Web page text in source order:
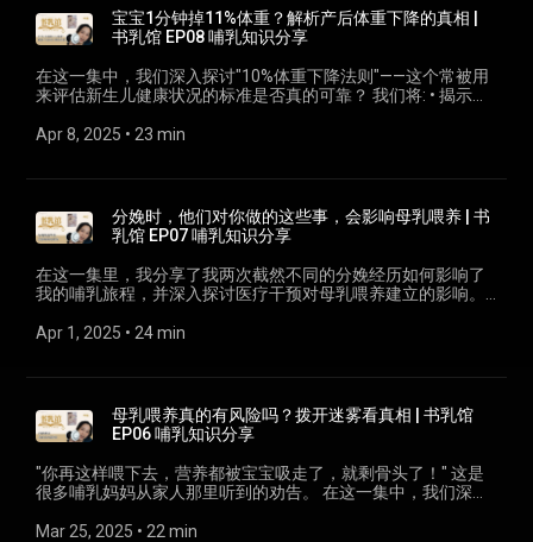
无论你是否被诊断为妊娠糖尿病，了解这些信息都能帮助你在
面对医疗建议时更加自信地保护你的母乳喂养之旅。 🔍 想了解
更多？ ✅ 免费下载全母乳迷你攻略:
https://www.anggugu.com/courses/free-mini-class/ ✅ 线上
哺乳课程全套内容: https://www.anggugu.com/online-course/
✅ 预约一对一Zoom哺乳咨询:
https://www.anggugu.com/appointment/ 💡 不要错过下一
集：新生儿黄疸与高胆红素的真相 📗 书乳馆是什么？ 这是一个
哺乳书籍的精华内容，帮助你在哺乳旅程中做出更明智的决
室
宝宝1分钟掉11%体重？解析产后体重下降的真相 |
书乳馆 EP08 哺乳知识分享
在这一集中，我们深入探讨"10%体重下降法则"——这个常被用
来评估新生儿健康状况的标准是否真的可靠？ 我们将: • 揭示
题 • 学习如何真正判断宝宝是否获得足够奶水 • 探讨不必要干预
https://www.anggugu.com/courses/free-mini-class/ ✅ 线上
哺乳课程全套内容: https://www.anggugu.com/online-course/
✅ 预约一对一Zoom哺乳咨询:
https://www.anggugu.com/appointment/ 💡 不要错过下一
集：新生儿低血糖的真相与误解 📗 书乳馆是什么？ 这是一个将
英文哺乳文献带给华语妈妈的系列，每集深入解析一本重要哺
乳书籍的精华内容，帮助你在哺乳旅程中做出更明智的决定。
#母乳喂养 #哺乳知识 #新生儿体重 #泌乳顾问 #哺乳支持
Apr 8, 2025 • 23 min
分娩时，他们对你做的这些事，会影响母乳喂养 | 书
乳馆 EP07 哺乳知识分享
在这一集里，我分享了我两次截然不同的分娩经历如何影响了
我的哺乳旅程，并深入探讨医疗干预对母乳喂养建立的影响。
袋鼠式护理的重要性，我揭示了在现代医疗环境中医生们不会
生不知道的哺乳事》第六章的解析，这些信息可能会彻底改变
你对分娩和哺乳关系的认识！ 🌟 欢迎订阅、分享给需要的朋
友，每周与我一起学习基于科学的哺乳知识！ #母乳喂养 #分
娩干预 #哺乳知识 #医生不知道的哺乳事 #无痛分娩 #皮肤接触
#袋鼠式护理 #哺乳困难 💟线上哺乳课程《免费！全母乳迷你
攻略》 【 https://www.anggugu.com/free-mini-class-enroll/
】 💟线上哺乳课程《免费！追奶迷你课》 【
Apr 1, 2025 • 24 min
母乳喂养真的有风险吗？拨开迷雾看真相 | 书乳馆
EP06 哺乳知识分享
"你再这样喂下去，营养都被宝宝吸走了，就剩骨头了！" 这是
很多哺乳妈妈从家人那里听到的劝告。 在这一集中，我们深入
险与被夸大的恐惧。 为什么一篇关于HIV的《时代》杂志文章会
Mar 25, 2025 • 22 min